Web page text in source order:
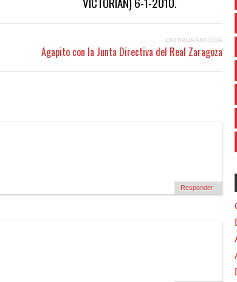
ENTRADA ANTIGUA
Agapito con la Junta Directiva del Real Zaragoza
Responder